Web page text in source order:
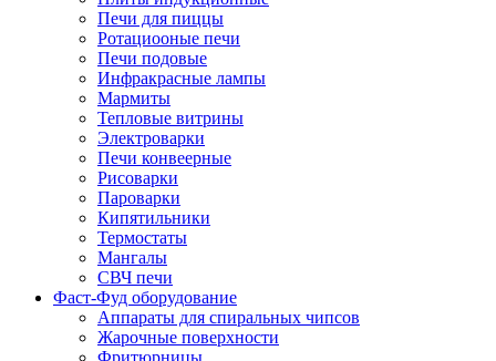
Печи для пиццы
Ротациооные печи
Печи подовые
Инфракрасные лампы
Мармиты
Тепловые витрины
Электроварки
Печи конвеерные
Рисоварки
Пароварки
Кипятильники
Термостаты
Мангалы
СВЧ печи
Фаст-Фуд оборудование
Аппараты для спиральных чипсов
Жарочные поверхности
Фритюрницы